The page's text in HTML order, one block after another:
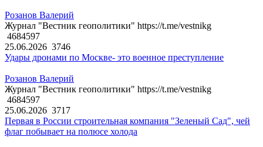
Розанов Валерий
Журнал "Вестник геополитики" https://t.me/vestnikg
4684597
25.06.2026 3746
Удары дронами по Москве- это военное преступление
Розанов Валерий
Журнал "Вестник геополитики" https://t.me/vestnikg
4684597
25.06.2026 3717
Первая в России строительная компания "Зеленый Сад", чей
флаг побывает на полюсе холода